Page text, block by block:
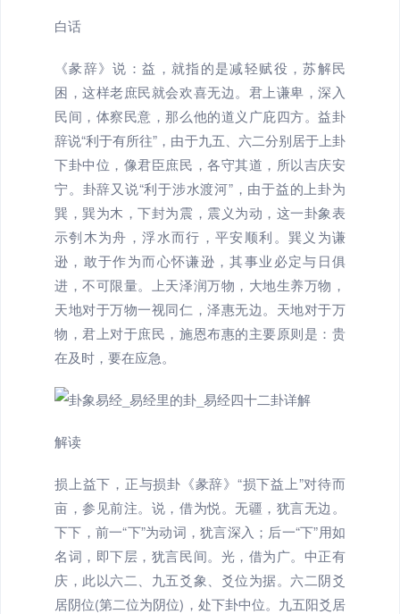
白话
《彖辞》说：益，就指的是减轻赋役，苏解民
困，这样老庶民就会欢喜无边。君上谦卑，深入
民间，体察民意，那么他的道义广庇四方。益卦
辞说“利于有所往”，由于九五、六二分别居于上卦
下卦中位，像君臣庶民，各守其道，所以吉庆安
宁。卦辞又说“利于涉水渡河”，由于益的上卦为
巽，巽为木，下封为震，震义为动，这一卦象表
示刳木为舟，浮水而行，平安顺利。巽义为谦
逊，敢于作为而心怀谦逊，其事业必定与日俱
进，不可限量。上天泽润万物，大地生养万物，
天地对于万物一视同仁，泽惠无边。天地对于万
物，君上对于庶民，施恩布惠的主要原则是：贵
在及时，要在应急。
解读
损上益下，正与损卦《彖辞》“损下益上”对待而
亩，参见前注。说，借为悦。无疆，犹言无边。
下下，前一“下”为动词，犹言深入；后一“下”用如
名词，即下层，犹言民间。光，借为广。中正有
庆，此以六二、九五爻象、爻位为据。六二阴爻
居阴位(第二位为阴位)，处下卦中位。九五阳爻居